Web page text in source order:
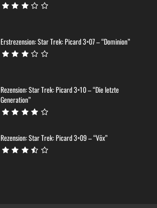
Erstrezension: Star Trek: Picard 3×07 – “Dominion”
Rezension: Star Trek: Picard 3×10 – “Die letzte
Generation”
Rezension: Star Trek: Picard 3×09 – “Võx”